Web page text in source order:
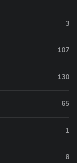
3
107
130
65
1
8